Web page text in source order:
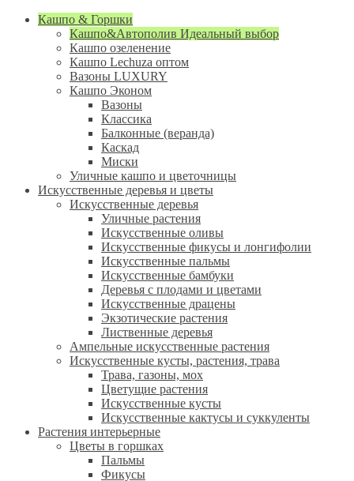
Кашпо & Горшки
Кашпо&Автополив Идеальный выбор
Кашпо озеленение
Кашпо Lechuza оптом
Вазоны LUXURY
Кашпо Эконом
Вазоны
Классика
Балконные (веранда)
Каскад
Миски
Уличные кашпо и цветочницы
Искусственные деревья и цветы
Искусственные деревья
Уличные растения
Искусственные оливы
Искусственные фикусы и лонгифолии
Искусственные пальмы
Искусственные бамбуки
Деревья с плодами и цветами
Искусственные драцены
Экзотические растения
Лиственные деревья
Ампельные искусственные растения
Искусственные кусты, растения, трава
Трава, газоны, мох
Цветущие растения
Искусственные кусты
Искусственные кактусы и суккуленты
Растения интерьерные
Цветы в горшках
Пальмы
Фикусы